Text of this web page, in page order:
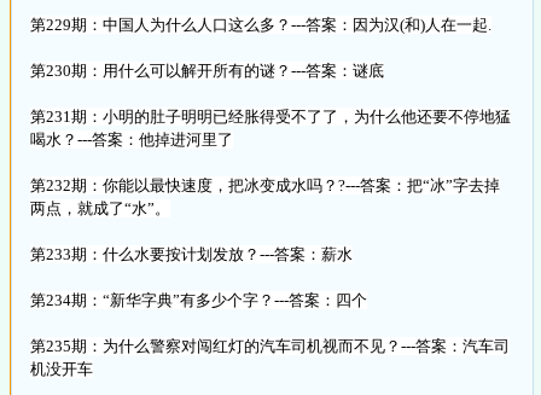
第229期：中国人为什么人口这么多？---答案：因为汉(和)人在一起.
第230期：用什么可以解开所有的谜？---答案：谜底
第231期：小明的肚子明明已经胀得受不了了，为什么他还要不停地猛
喝水？---答案：他掉进河里了
第232期：你能以最快速度，把冰变成水吗？?---答案：把“冰”字去掉
两点，就成了“水”。
第233期：什么水要按计划发放？---答案：薪水
第234期：“新华字典”有多少个字？---答案：四个
第235期：为什么警察对闯红灯的汽车司机视而不见？---答案：汽车司
机没开车